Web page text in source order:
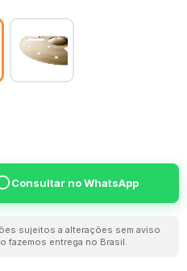
Consultar no WhatsApp
sujeitos a alterações sem aviso
fazemos entrega no Brasil.